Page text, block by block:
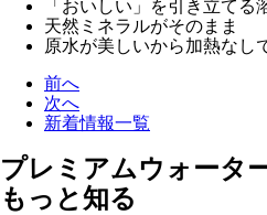
「おいしい」を引き立てる
天然ミネラルがそのまま
原水が美しいから加熱なし
前へ
次へ
新着情報一覧
プレミアムウォータ
もっと知る